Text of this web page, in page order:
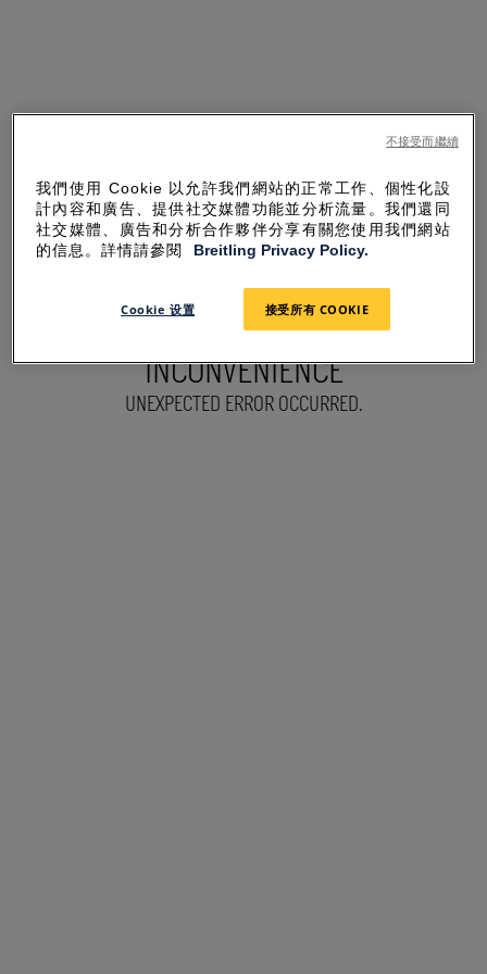
SORRY FOR THE
INCONVENIENCE
UNEXPECTED ERROR OCCURRED.
我們使用 Cookie 以允許我們網站的正常工作、個性化設
計內容和廣告、提供社交媒體功能並分析流量。我們還同
社交媒體、廣告和分析合作夥伴分享有關您使用我們網站
的信息。詳情請參閱
Breitling Privacy Policy.
Cookie 设置 接受所有 COOKIE
不接受而繼續